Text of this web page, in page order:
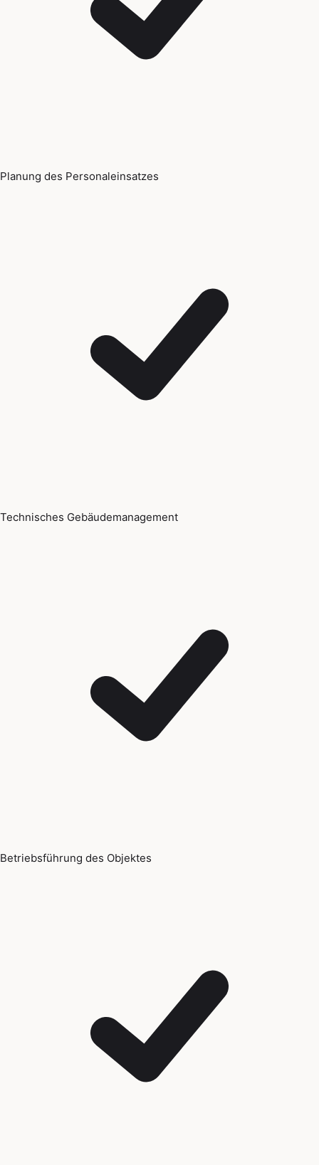
Planung des Personaleinsatzes
Technisches Gebäudemanagement
Betriebsführung des Objektes